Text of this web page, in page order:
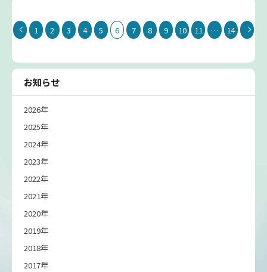
1 2 3 4 5 6 7 8 9 10 11 … 14
お知らせ
2026年
2025年
2024年
2023年
2022年
2021年
2020年
2019年
2018年
2017年